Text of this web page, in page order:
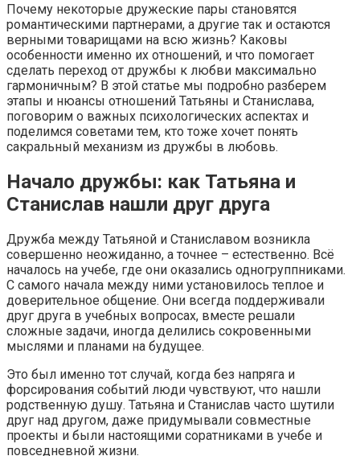
Почему некоторые дружеские пары становятся
романтическими партнерами, а другие так и остаются
верными товарищами на всю жизнь? Каковы
особенности именно их отношений, и что помогает
сделать переход от дружбы к любви максимально
гармоничным? В этой статье мы подробно разберем
этапы и нюансы отношений Татьяны и Станислава,
поговорим о важных психологических аспектах и
поделимся советами тем, кто тоже хочет понять
сакральный механизм из дружбы в любовь.
Начало дружбы: как Татьяна и
Станислав нашли друг друга
Дружба между Татьяной и Станиславом возникла
совершенно неожиданно, а точнее – естественно. Всё
началось на учебе, где они оказались одногруппниками.
С самого начала между ними установилось теплое и
доверительное общение. Они всегда поддерживали
друг друга в учебных вопросах, вместе решали
сложные задачи, иногда делились сокровенными
мыслями и планами на будущее.
Это был именно тот случай, когда без напряга и
форсирования событий люди чувствуют, что нашли
родственную душу. Татьяна и Станислав часто шутили
друг над другом, даже придумывали совместные
проекты и были настоящими соратниками в учебе и
повседневной жизни.